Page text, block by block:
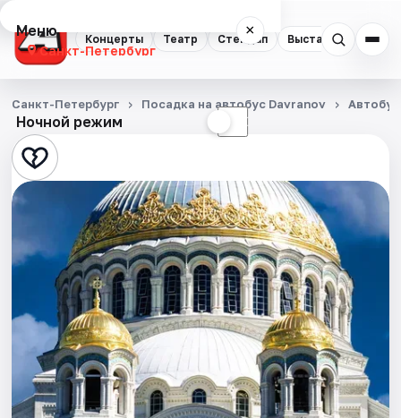
Концерты Театр Стендап Выставки
Меню ×
Санкт-Петербург
Концерты
Театр
Стендап
Выставки
Квесты
Экскурсии
Спорт
События
Ночной режим ☾
Санкт-Петербург Посадка на автобус Davranov